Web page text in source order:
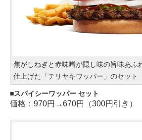
焦がしねぎと赤味噌が隠し味の旨味あふ
仕上げた「テリヤキワッパー」のセット
スパイシーワッパー セット
価格：970円→670円（300円引き）